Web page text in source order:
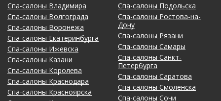
Спа-салоны Владимира
Спа-салоны Волгограда
Спа-салоны Воронежа
Спа-салоны Екатеринбурга
Спа-салоны Ижевска
Спа-салоны Казани
Спа-салоны Королева
Спа-салоны Краснодара
Спа-салоны Красноярска
Спа-салоны Подольска
Спа-салоны Ростова-на-
Дону
Спа-салоны Рязани
Спа-салоны Самары
Спа-салоны Санкт-
Петербурга
Спа-салоны Саратова
Спа-салоны Смоленска
Спа-салоны Сочи